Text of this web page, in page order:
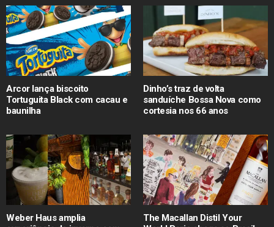
Arcor lança biscoito
Tortuguita Black com cacau e
baunilha
Dinho’s traz de volta
sanduíche Bossa Nova como
cortesia nos 66 anos
Weber Haus amplia
The Macallan Distil Your